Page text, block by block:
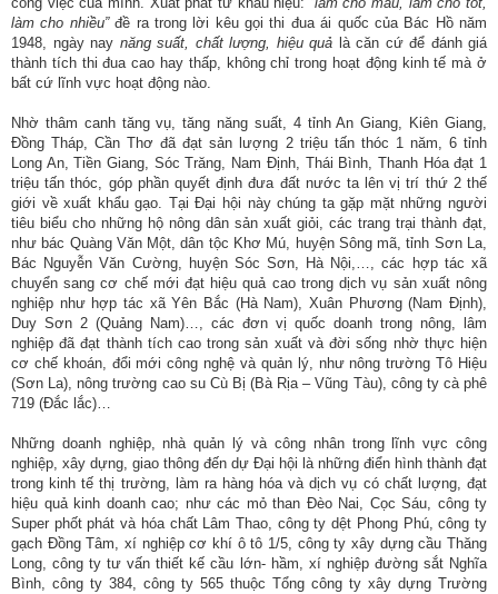
làm cho nhiều”đề ra trong lời kêu gọi thi đua ái quốc của Bác Hồ năm
1948, ngày nay năng suất, chất lượng, hiệu quả là căn cứ để đánh giá
thành tích thi đua cao hay thấp, không chỉ trong hoạt động kinh tế mà ở
bất cứ lĩnh vực hoạt động nào.
Nhờ thâm canh tăng vụ, tăng năng suất, 4 tỉnh An Giang, Kiên Giang,
Đồng Tháp, Cần Thơ đã đạt sản lượng 2 triệu tấn thóc 1 năm, 6 tỉnh
Long An, Tiền Giang, Sóc Trăng, Nam Định, Thái Bình, Thanh Hóa đạt 1
triệu tấn thóc, góp phần quyết định đưa đất nước ta lên vị trí thứ 2 thế
giới về xuất khẩu gạo. Tại Đại hội này chúng ta gặp mặt những người
tiêu biểu cho những hộ nông dân sản xuất giỏi, các trang trại thành đạt,
như bác Quàng Văn Một, dân tộc Khơ Mú, huyện Sông mã, tỉnh Sơn La,
Bác Nguyễn Văn Cường, huyện Sóc Sơn, Hà Nội,…, các hợp tác xã
chuyển sang cơ chế mới đạt hiệu quả cao trong dịch vụ sản xuất nông
nghiệp như hợp tác xã Yên Bắc (Hà Nam), Xuân Phương (Nam Định),
Duy Sơn 2 (Quảng Nam)…, các đơn vị quốc doanh trong nông, lâm
nghiệp đã đạt thành tích cao trong sản xuất và đời sống nhờ thực hiện
cơ chế khoán, đổi mới công nghệ và quản lý, như nông trường Tô Hiệu
(Sơn La), nông trường cao su Cù Bị (Bà Rịa – Vũng Tàu), công ty cà phê
719 (Đắc lắc)…
Những doanh nghiệp, nhà quản lý và công nhân trong lĩnh vực công
nghiệp, xây dựng, giao thông đến dự Đại hội là những điển hình thành đạt
trong kinh tế thị trường, làm ra hàng hóa và dịch vụ có chất lượng, đạt
hiệu quả kinh doanh cao; như các mỏ than Đèo Nai, Cọc Sáu, công ty
Super phốt phát và hóa chất Lâm Thao, công ty dệt Phong Phú, công ty
gạch Đồng Tâm, xí nghiệp cơ khí ô tô 1/5, công ty xây dựng cầu Thăng
Long, công ty tư vấn thiết kế cầu lớn- hầm, xí nghiệp đường sắt Nghĩa
Bình, công ty 384, công ty 565 thuộc Tổng công ty xây dựng Trường